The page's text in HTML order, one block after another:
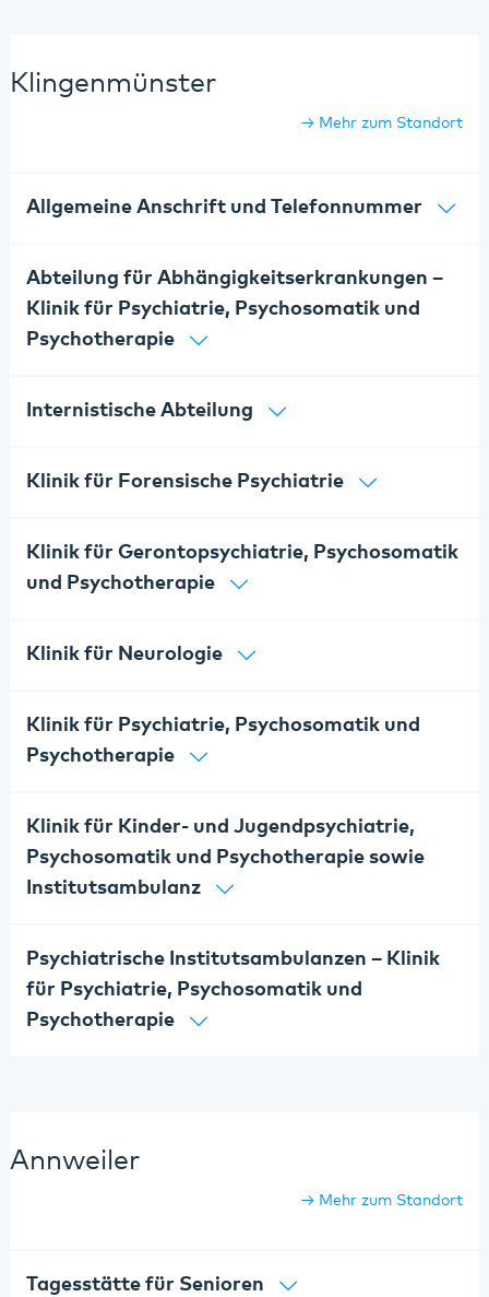
Klingenmünster
Mehr zum Standort
Allgemeine Anschrift und Telefonnummer
Abteilung für Abhängigkeitserkrankungen –
Klinik für Psychiatrie, Psychosomatik und
Psychotherapie
Internistische Abteilung
Klinik für Forensische Psychiatrie
Klinik für Gerontopsychiatrie, Psychosomatik
und Psychotherapie
Klinik für Neurologie
Klinik für Psychiatrie, Psychosomatik und
Psychotherapie
Klinik für Kinder- und Jugendpsychiatrie,
Psychosomatik und Psychotherapie sowie
Institutsambulanz
Psychiatrische Institutsambulanzen – Klinik
für Psychiatrie, Psychosomatik und
Psychotherapie
Annweiler
Mehr zum Standort
Tagesstätte für Senioren